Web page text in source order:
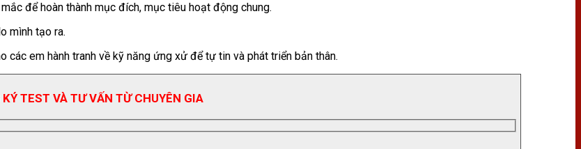
để hoàn thành mục đích, mục tiêu hoạt động chung.
mình tạo ra.
em hành tranh về kỹ năng ứng xử để tự tin và phát triển bản thân.
TEST VÀ TƯ VẤN TỪ CHUYÊN GIA